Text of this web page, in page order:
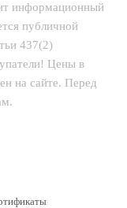
информационный
публичной
437(2)
Цены в
на сайте. Перед